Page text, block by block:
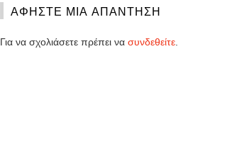
ΑΦΉΣΤΕ ΜΙΑ ΑΠΆΝΤΗΣΗ
Για να σχολιάσετε πρέπει να συνδεθείτε